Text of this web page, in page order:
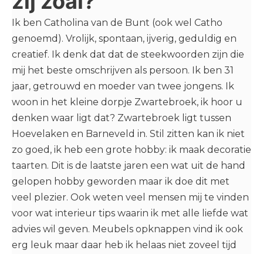
Ik ben Catholina van de Bunt (ook wel Catho
genoemd). Vrolijk, spontaan, ijverig, geduldig en
creatief. Ik denk dat dat de steekwoorden zijn die
mij het beste omschrijven als persoon. Ik ben 31
jaar, getrouwd en moeder van twee jongens. Ik
woon in het kleine dorpje Zwartebroek, ik hoor u
denken waar ligt dat? Zwartebroek ligt tussen
Hoevelaken en Barneveld in. Stil zitten kan ik niet
zo goed, ik heb een grote hobby: ik maak decoratie
taarten. Dit is de laatste jaren een wat uit de hand
gelopen hobby geworden maar ik doe dit met
veel plezier. Ook weten veel mensen mij te vinden
voor wat interieur tips waarin ik met alle liefde wat
advies wil geven. Meubels opknappen vind ik ook
erg leuk maar daar heb ik helaas niet zoveel tijd